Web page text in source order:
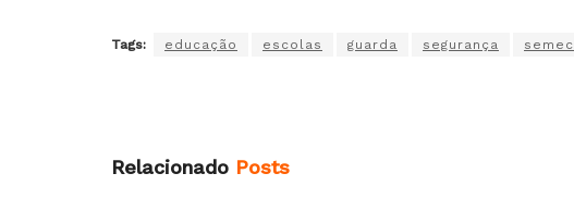
Tags: educação escolas guarda segurança semec
Relacionado Posts